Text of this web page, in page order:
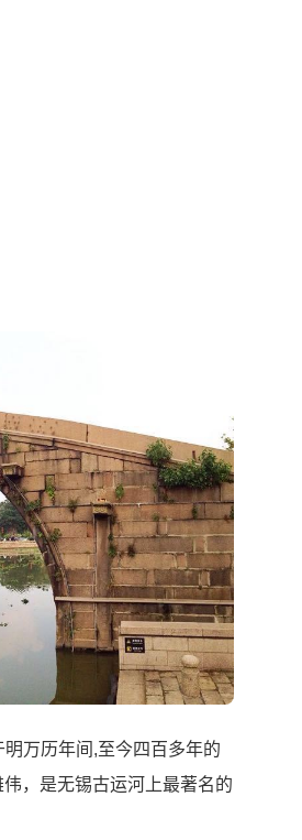
万历年间,至今四百多年的
，是无锡古运河上最著名的